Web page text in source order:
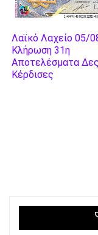
Λαϊκό Λαχείο 05/
Κλήρωση 31η
Αποτελέσματα
Κέρδισες